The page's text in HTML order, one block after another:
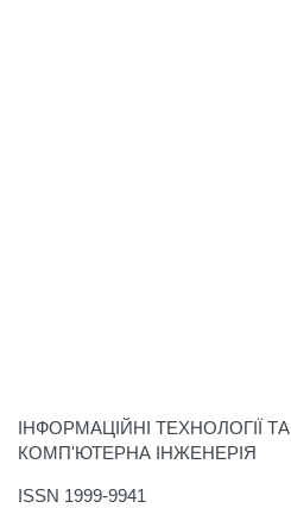
ІНФОРМАЦІЙНІ ТЕХНОЛОГІЇ ТА
КОМП'ЮТЕРНА ІНЖЕНЕРІЯ
ISSN 1999-9941